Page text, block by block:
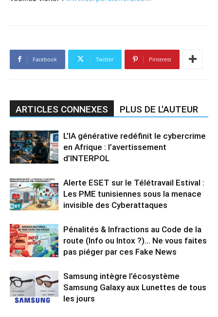
Facebook Twitter Pinterest
ARTICLES CONNEXES PLUS DE L'AUTEUR
L’IA générative redéfinit le cybercrime
en Afrique : l’avertissement
d’INTERPOL
Alerte ESET sur le Télétravail Estival :
Les PME tunisiennes sous la menace
invisible des Cyberattaques
Pénalités & Infractions au Code de la
route (Info ou Intox ?)… Ne vous faites
pas piéger par ces Fake News
Samsung intègre l’écosystème
Samsung Galaxy aux Lunettes de tous
les jours